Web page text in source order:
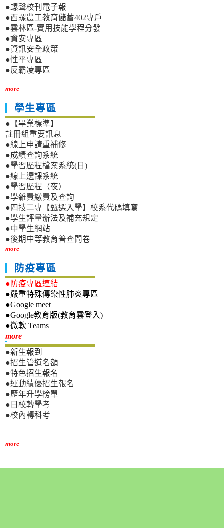
●螺聲校刊電子報
●西螺農工教育儲蓄402專戶
●雲林區-實用技能學程分發
●資安專區
●資訊安全政策
●性平專區
●反霸凌專區
more
學生專區
●【畢業標準】
註冊組重要訊息
●線上申請重補修
●成績查詢系統
●學習歷程檔案系統(日)
●線上選課系統
●學習歷程（夜）
●學雜費繳費及查詢
●四技二專【甄選入學】校系代碼填寫
●學生評量辦法及補充規定
●中學生網站
●後期中等教育普查問卷
more
防疫專區
●防疫專區連結
●嚴重特殊傳染性肺炎專區
●Google meet
●Google教育版(教育雲登入)
●微軟 Teams
more新生專區
●新生報到
●招生管道名額
●特色招生報名
●運動績優招生報名
●歷年升學榜單
●日校轉學考
●校內轉科考
more